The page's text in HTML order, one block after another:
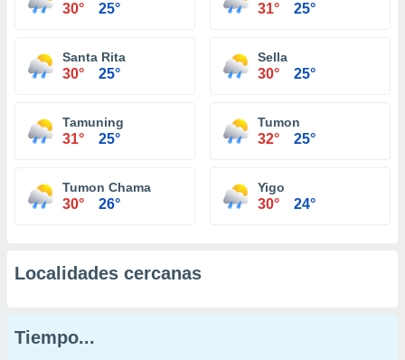
30° 25° 31° 25°
Santa Rita
30° 25°
Sella
30° 25°
Tamuning
31° 25°
Tumon
32° 25°
Tumon Chama
30° 26°
Yigo
30° 24°
Localidades cercanas
Tiempo...